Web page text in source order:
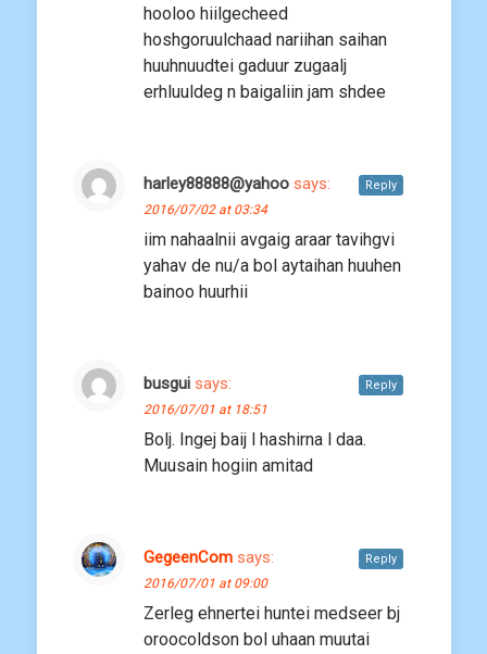
hooloo hiilgecheed
hoshgoruulchaad nariihan saihan
huuhnuudtei gaduur zugaalj
erhluuldeg n baigaliin jam shdee
harley88888@yahoo says:
2016/07/02 at 03:34
iim nahaalnii avgaig araar tavihgvi
yahav de nu/a bol aytaihan huuhen
bainoo huurhii
Reply
busgui says:
2016/07/01 at 18:51
Bolj. Ingej baij l hashirna l daa.
Muusain hogiin amitad
Reply
GegeenCom says:
2016/07/01 at 09:00
Zerleg ehnertei huntei medseer bj
oroocoldson bol uhaan muutai
Reply